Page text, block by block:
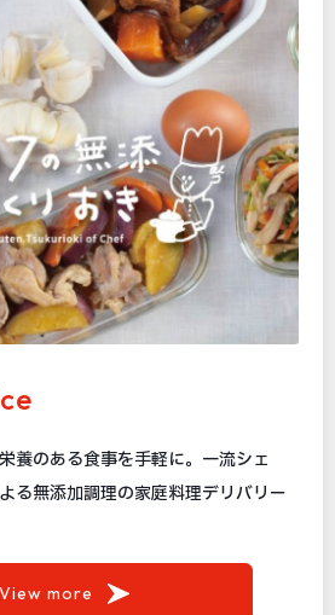
養のある食事を手軽に。一流シェ
る無添加調理の家庭料理デリバリー
View more